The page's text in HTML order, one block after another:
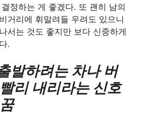
정하는 게 좋겠다. 또 괜히 남의
거리에 휘말려들 우려도 있으니
서는 것도 좋지만 보다 신중하게
.
발하려는 차나 버
리 내리라는 신호